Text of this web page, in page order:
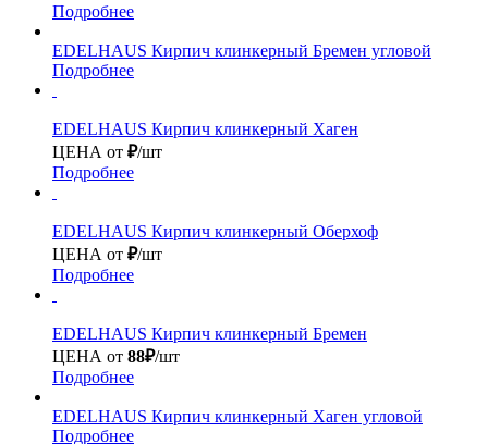
Подробнее
EDELHAUS Кирпич клинкерный Бремен угловой
Подробнее
EDELHAUS Кирпич клинкерный Хаген
ЦЕНА от ₽/шт
Подробнее
EDELHAUS Кирпич клинкерный Оберхоф
ЦЕНА от ₽/шт
Подробнее
EDELHAUS Кирпич клинкерный Бремен
ЦЕНА от 88₽/шт
Подробнее
EDELHAUS Кирпич клинкерный Хаген угловой
Подробнее